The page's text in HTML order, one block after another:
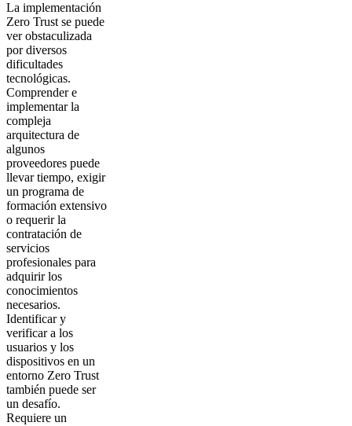
La implementación
Zero Trust se puede
ver obstaculizada
por diversos
dificultades
tecnológicas.
Comprender e
implementar la
compleja
arquitectura de
algunos
proveedores puede
llevar tiempo, exigir
un programa de
formación extensivo
o requerir la
contratación de
servicios
profesionales para
adquirir los
conocimientos
necesarios.
Identificar y
verificar a los
usuarios y los
dispositivos en un
entorno Zero Trust
también puede ser
un desafío.
Requiere un